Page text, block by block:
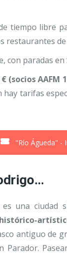
tiempo libre
restaurantes de
con paradas
(socios AAFM
tarifas
"Río Águeda" -
una
antiguo de
Parador.